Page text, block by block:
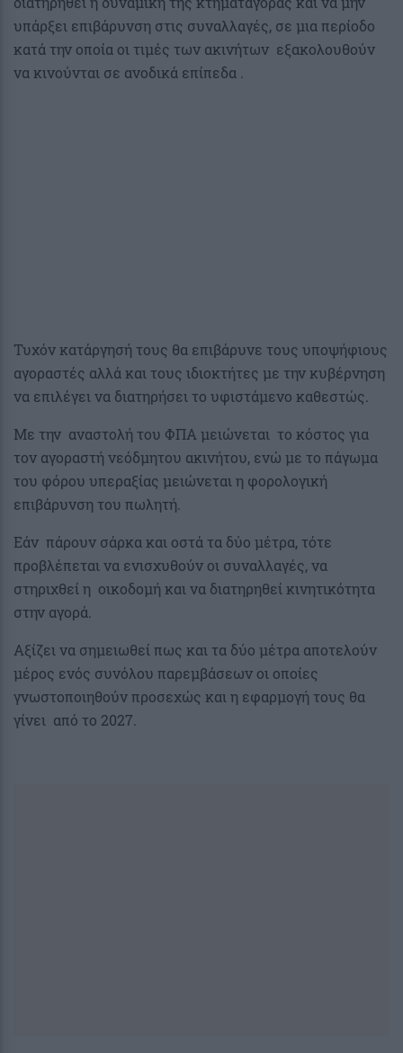
υπάρξει επιβάρυνση στις συναλλαγές, σε μια περίοδο
κατά την οποία οι τιμές των ακινήτων εξακολουθούν
να κινούνται σε ανοδικά επίπεδα .
Τυχόν κατάργησή τους θα επιβάρυνε τους υποψήφιους
αγοραστές αλλά και τους ιδιοκτήτες με την κυβέρνηση
να επιλέγει να διατηρήσει το υφιστάμενο καθεστώς.
Με την αναστολή του ΦΠΑ μειώνεται το κόστος για
τον αγοραστή νεόδμητου ακινήτου, ενώ με το πάγωμα
του φόρου υπεραξίας μειώνεται η φορολογική
επιβάρυνση του πωλητή.
Εάν πάρουν σάρκα και οστά τα δύο μέτρα, τότε
προβλέπεται να ενισχυθούν οι συναλλαγές, να
στηριχθεί η οικοδομή και να διατηρηθεί κινητικότητα
στην αγορά.
Αξίζει να σημειωθεί πως και τα δύο μέτρα αποτελούν
μέρος ενός συνόλου παρεμβάσεων οι οποίες
γνωστοποιηθούν προσεχώς και η εφαρμογή τους θα
γίνει από το 2027.